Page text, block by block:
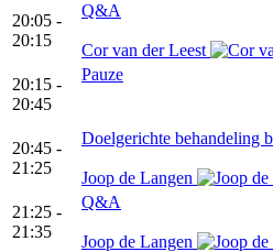
20:05 -
20:15
Q&A
Cor van der Leest
20:15 -
20:45
Pauze
20:45 -
21:25
Doelgerichte behandeling
Joop de Langen
21:25 -
21:35
Q&A
Joop de Langen